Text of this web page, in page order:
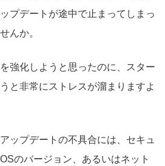
プデートが途中で止まってしまっ
んか。
強化しようと思ったのに、スター
と非常にストレスが溜まりますよ
ップデートの不具合には、セキュ
のバージョン、あるいはネット